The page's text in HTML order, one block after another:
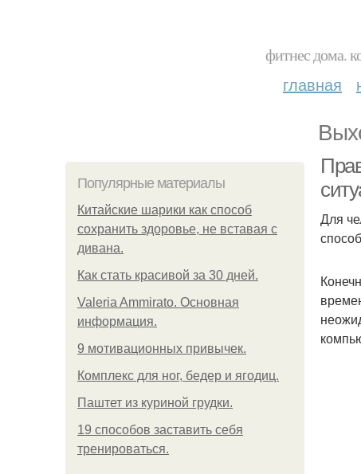
фитнес дома.
главная
Популярные материалы
Китайские шарики как способ
сохранить здоровье, не вставая с
дивана.
Как стать красивой за 30 дней.
Valeria Ammirato. Основная
информация.
9 мотивационных привычек.
Комплекс для ног, бедер и ягодиц.
Паштет из куриной грудки.
19 способов заставить себя
тренироваться.
Для